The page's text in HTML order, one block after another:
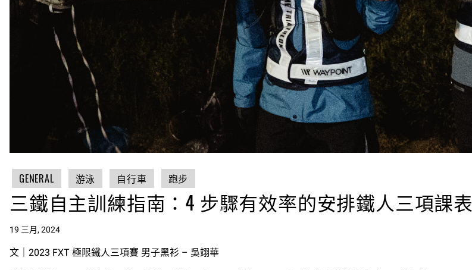
GENERAL 游泳 自行車 跑步
三鐵自主訓練指南：4 步驟有效率的安排鐵人三項課表
19 三月, 2024
文｜2023 FXT 極限鐵人三項賽 男子黑衫 – 吳翊華